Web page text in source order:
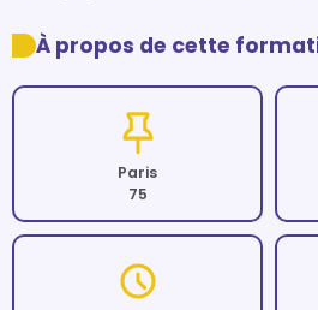
À propos de cette
Paris
75